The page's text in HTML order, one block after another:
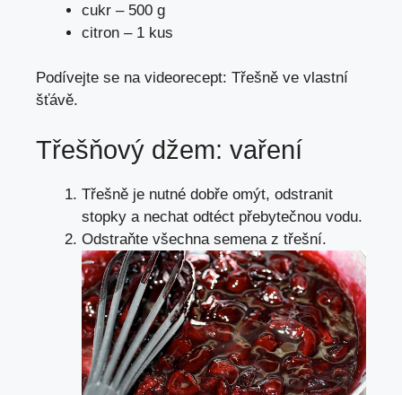
cukr – 500 g
citron – 1 kus
Podívejte se na videorecept: Třešně ve vlastní
šťávě.
Třešňový džem: vaření
Třešně je nutné dobře omýt, odstranit
stopky a nechat odtéct přebytečnou vodu.
Odstraňte všechna semena z třešní.